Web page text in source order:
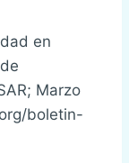
en
Marzo
boletin-